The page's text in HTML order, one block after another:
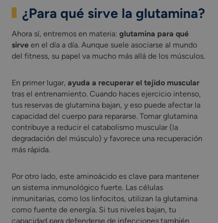
¿Para qué sirve la glutamina?
Ahora sí, entremos en materia: glutamina para qué
sirve en el día a día. Aunque suele asociarse al mundo
del fitness, su papel va mucho más allá de los músculos.
En primer lugar, ayuda a recuperar el tejido muscular
tras el entrenamiento. Cuando haces ejercicio intenso,
tus reservas de glutamina bajan, y eso puede afectar la
capacidad del cuerpo para repararse. Tomar glutamina
contribuye a reducir el catabolismo muscular (la
degradación del músculo) y favorece una recuperación
más rápida.
Por otro lado, este aminoácido es clave para mantener
un sistema inmunológico fuerte. Las células
inmunitarias, como los linfocitos, utilizan la glutamina
como fuente de energía. Si tus niveles bajan, tu
capacidad para defenderse de infecciones también